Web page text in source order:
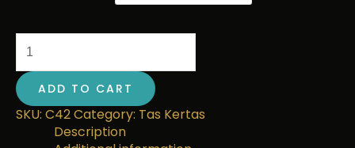
ADD TO CART
SKU: C42Category: Tas Kertas
Description